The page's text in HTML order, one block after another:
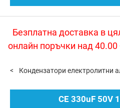
Безплатна доставка в
онлайн поръчки над
Кондензатори електролитни
CE 330uF 50V